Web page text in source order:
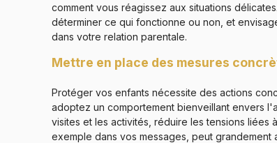
comment vous réagissez aux situations
déterminer ce qui fonctionne ou non, et
dans votre relation parentale.
Mettre en place des mesures
Protéger vos enfants nécessite des actions
adoptez un comportement bienveillant envers
visites et les activités, réduire les tensions
exemple dans vos messages, peut